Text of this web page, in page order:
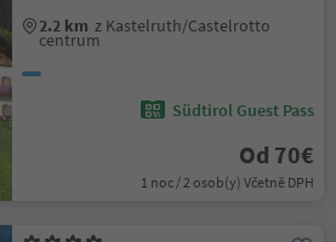
2.2 km z Kastelruth/Castelrotto
centrum
Südtirol Guest Pass
Od 70€
1 noc / 2 osob(y) Včetně DPH